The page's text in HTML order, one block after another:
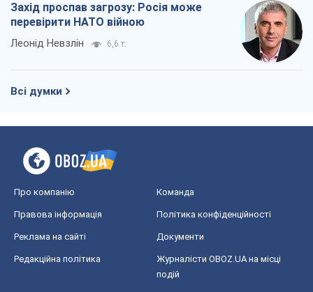
Захід проспав загрозу: Росія може
перевірити НАТО війною
Леонід Невзлін 6,6 т.
Всі думки
Про компанію Команда
Правова інформація Політика конфіденційності
Реклама на сайті Документи
Редакційна політика
Журналісти OBOZ.UA на місці
подій